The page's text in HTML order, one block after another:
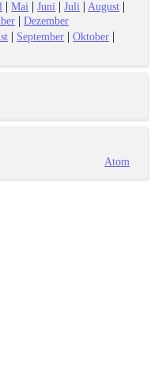
|Mai |Juni |Juli | August |
|Dezember
| September |Oktober |
Atom